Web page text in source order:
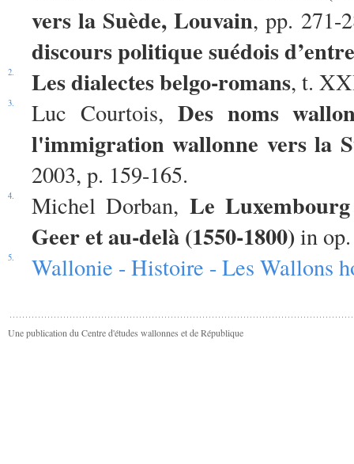
vers la Suède, Louvain, pp. 271-
discours politique suédois
2. Les dialectes belgo-romans, t.
3. Luc Courtois, Des noms
l'immigration wallonne vers la
2003, p. 159-165.
4. Michel Dorban, Le
Geer et au-delà (1550-1800) in
5. Wallonie - Histoire - Les Wallons
Une publication du Centre d'études wallonnes et de République